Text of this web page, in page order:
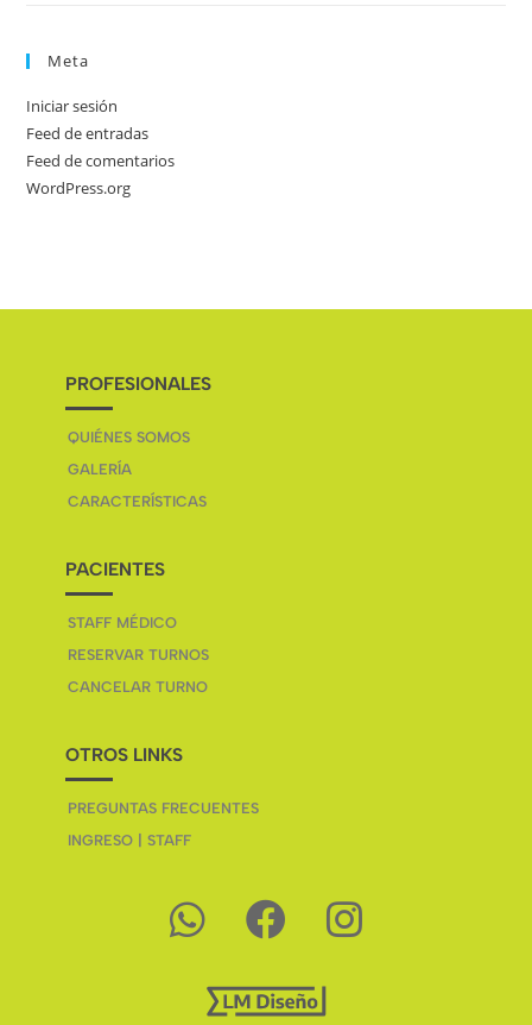
Meta
Iniciar sesión
Feed de entradas
Feed de comentarios
WordPress.org
PROFESIONALES
QUIÉNES SOMOS
GALERÍA
CARACTERÍSTICAS
PACIENTES
STAFF MÉDICO
RESERVAR TURNOS
CANCELAR TURNO
OTROS LINKS
PREGUNTAS FRECUENTES
INGRESO | STAFF